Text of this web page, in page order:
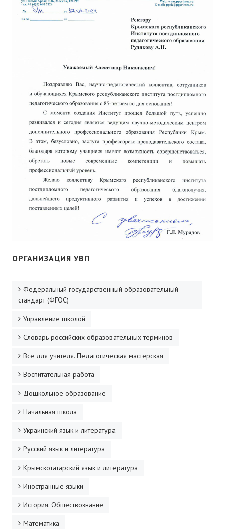
ОРГАНИЗАЦИЯ УВП
Федеральный государственный образовательный
стандарт (ФГОС)
Управление школой
Словарь российских образовательных терминов
Все для учителя. Педагогическая мастерская
Воспитательная работа
Дошкольное образование
Начальная школа
Украинский язык и литература
Русский язык и литература
Крымскотатарский язык и литература
Иностранные языки
История. Обществознание
Математика